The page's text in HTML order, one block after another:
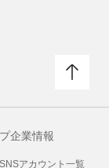
企業情報
SNSアカウント一覧